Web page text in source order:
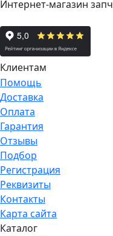
Интернет-магазин
Клиентам
Помощь
Доставка
Оплата
Гарантия
Отзывы
Подбор
Регистрация
Реквизиты
Контакты
Карта сайта
Каталог